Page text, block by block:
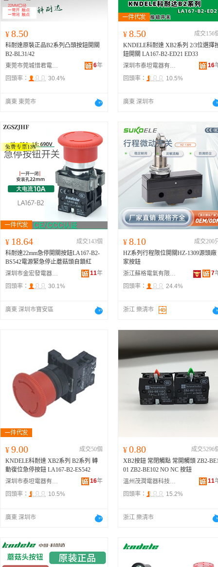
¥ 8.50
科耐達原裝正品B2系列凸頭按鈕開關
B2-BL31/42
東莞市莞城惜君電子經營部
6年
回頭率：
30.4%
廣東 東莞市
¥ 8.50
成交156
KNDELE科耐達 XB2系列 2/3位選擇
鈕開關 LA167-B2-ED21 ED33
深圳市泰坦電器有限公司
16
回頭率：
10.5%
廣東 深圳市
¥ 18.64
成交143個
科耐達22mm急停開關按鈕LA167-B2-
BS542電源緊急停止蘑菇頭自鎖紅
深圳市金宏發電器有限公司
11年
回頭率：
30.1%
廣東 深圳市寶安區
¥ 8.10
成交200
HZ系列行程限位開關HZ-1309源頭廠
家按鈕
浙江蘇格電氣有限公司
7
回頭率：
24.4%
浙江 樂清市
¥ 9.00
成交50個
KNDELE科耐達 XB2系列 B2系列 轉
動復位急停按鈕 LA167-B2-ES542
深圳市泰坦電器有限公司
16年
回頭率：
10.5%
廣東 深圳市
¥ 0.80
成交5296
XB2按鈕 常閉觸點 常開觸頭 ZB2-
01 ZB2-BE102 NO NC 按鈕
溫州茂潤電器科技有限公司
11
回頭率：
15.2%
浙江 樂清市